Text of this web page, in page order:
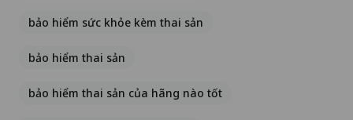
bảo hiểm sức khỏe kèm thai sản
bảo hiểm thai sản
bảo hiểm thai sản của hãng nào tốt